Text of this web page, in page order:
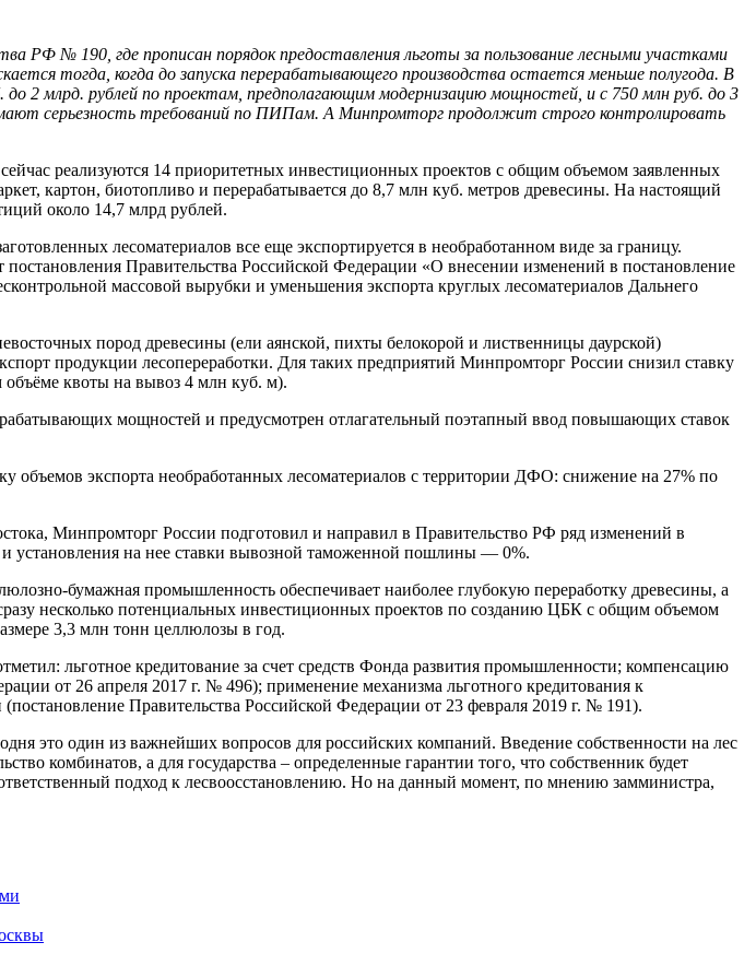
РФ № 190, где прописан порядок предоставления льготы за пользование лесными участками
тогда, когда до запуска перерабатывающего производства остается меньше полугода. В
2 млрд. рублей по проектам, предполагающим модернизацию мощностей, и с 750 млн руб. до 3
серьезность требований по ПИПам. А Минпромторг продолжит строго контролировать
реализуются 14 приоритетных инвестиционных проектов с общим объемом заявленных
картон, биотопливо и перерабатывается до 8,7 млн куб. метров древесины. На настоящий
около 14,7 млрд рублей.
лесоматериалов все еще экспортируется в необработанном виде за границу.
Правительства Российской Федерации «О внесении изменений в постановление
массовой вырубки и уменьшения экспорта круглых лесоматериалов Дальнего
пород древесины (ели аянской, пихты белокорой и лиственницы даурской)
продукции лесопереработки. Для таких предприятий Минпромторг России снизил ставку
квоты на вывоз 4 млн куб. м).
мощностей и предусмотрен отлагательный поэтапный ввод повышающих ставок
объемов экспорта необработанных лесоматериалов с территории ДФО: снижение на 27% по
Минпромторг России подготовил и направил в Правительство РФ ряд изменений в
установления на нее ставки вывозной таможенной пошлины — 0%.
бумажная промышленность обеспечивает наиболее глубокую переработку древесины, а
несколько потенциальных инвестиционных проектов по созданию ЦБК с общим объемом
3,3 млн тонн целлюлозы в год.
льготное кредитование за счет средств Фонда развития промышленности; компенсацию
от 26 апреля 2017 г. № 496); применение механизма льготного кредитования к
Правительства Российской Федерации от 23 февраля 2019 г. № 191).
это один из важнейших вопросов для российских компаний. Введение собственности на лес
комбинатов, а для государства – определенные гарантии того, что собственник будет
подход к лесвоосстановлению. Но на данный момент, по мнению замминистра,